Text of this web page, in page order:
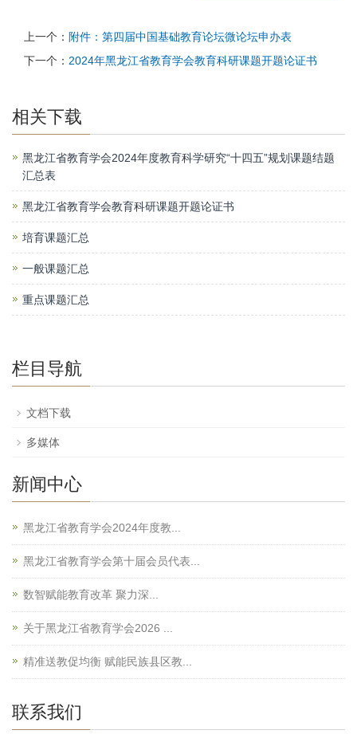
上一个： 附件：第四届中国基础教育论坛微论坛申办表
下一个： 2024年黑龙江省教育学会教育科研课题开题论证书
相关下载
黑龙江省教育学会2024年度教育科学研究“十四五”规划课题结题
汇总表
黑龙江省教育学会教育科研课题开题论证书
培育课题汇总
一般课题汇总
重点课题汇总
栏目导航
文档下载
多媒体
新闻中心
黑龙江省教育学会2024年度教...
黑龙江省教育学会第十届会员代表...
数智赋能教育改革 聚力深...
关于黑龙江省教育学会2026 ...
精准送教促均衡 赋能民族县区教...
联系我们